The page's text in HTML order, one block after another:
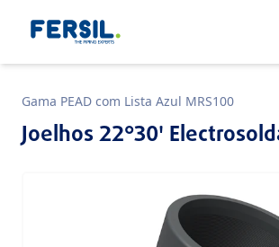
Gama PEAD com Lista Azul MRS100
Joelhos 22°30'